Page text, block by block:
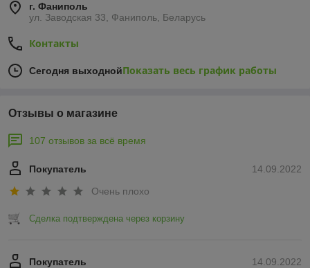
г. Фаниполь
ул. Заводская 33, Фаниполь, Беларусь
Контакты
Сегодня выходнойПоказать весь график работы
Отзывы о магазине
107 отзывов за всё время
14.09.2022
Покупатель
Очень плохо
Сделка подтверждена через корзину
14.09.2022
Покупатель